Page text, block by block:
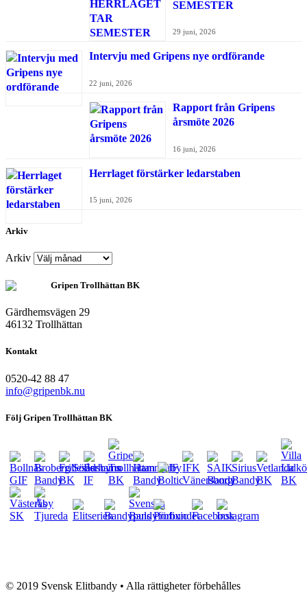
SEMESTER
29 juni, 2026
Intervju med Gripens nye ordförande
22 juni, 2026
Rapport från Gripens
årsmöte 2026
16 juni, 2026
Herrlaget förstärker ledarstaben
15 juni, 2026
Arkiv
Arkiv
Gripen Trollhättan BK
Gärdhemsvägen 29
46132 Trollhättan
Kontakt
0520-42 88 47
info@gripenbk.nu
Följ Gripen Trollhättan BK
© 2019 Svensk Elitbandy • Alla rättigheter förbehålles